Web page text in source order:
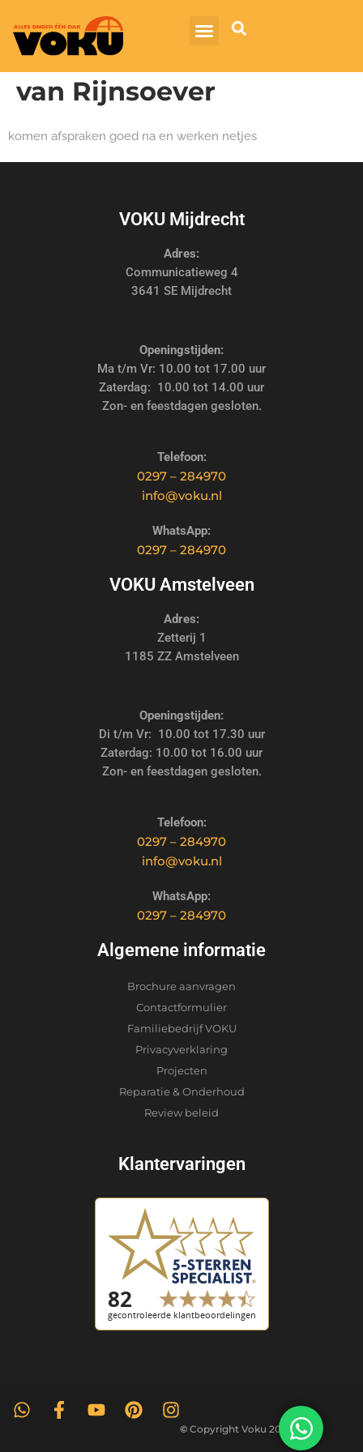
van Rijnsoever
komen afspraken goed na en werken netjes
VOKU Mijdrecht
Adres:
Communicatieweg 4
3641 SE Mijdrecht
Openingstijden:
Ma t/m Vr: 10.00 tot 17.00 uur
Zaterdag: 10.00 tot 14.00 uur
Zon- en feestdagen gesloten.
Telefoon:
0297 – 284970
info@voku.nl
WhatsApp:
0297 – 284970
VOKU Amstelveen
Adres:
Zetterij 1
1185 ZZ Amstelveen
Openingstijden:
Di t/m Vr: 10.00 tot 17.30 uur
Zaterdag: 10.00 tot 16.00 uur
Zon- en feestdagen gesloten.
Telefoon:
0297 – 284970
info@voku.nl
WhatsApp:
0297 – 284970
Algemene informatie
Brochure aanvragen
Contactformulier
Familiebedrijf VOKU
Privacyverklaring
Projecten
Reparatie & Onderhoud
Review beleid
Klantervaringen
© Copyright Voku 2026